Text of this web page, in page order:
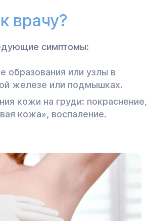
врачу?
симптомы:
образования или узлы в
железе или подмышках.
кожи на груди: покраснение,
кожа», воспаление.